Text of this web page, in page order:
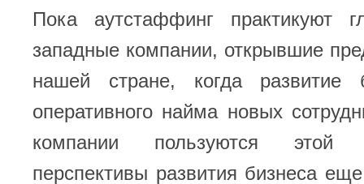
Пока аутстаффинг практикуют
западные компании, открывшие
нашей стране, когда развитие
оперативного найма новых
компании пользуются этой
перспективы развития бизнеса